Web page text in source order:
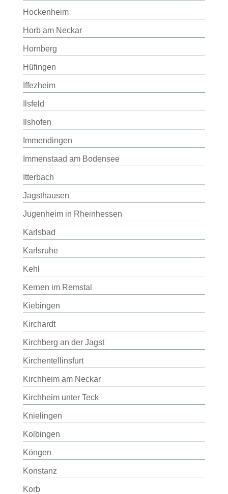
Hockenheim
Horb am Neckar
Hornberg
Hüfingen
Iffezheim
Ilsfeld
Ilshofen
Immendingen
Immenstaad am Bodensee
Itterbach
Jagsthausen
Jugenheim in Rheinhessen
Karlsbad
Karlsruhe
Kehl
Kernen im Remstal
Kiebingen
Kirchardt
Kirchberg an der Jagst
Kirchentellinsfurt
Kirchheim am Neckar
Kirchheim unter Teck
Knielingen
Kolbingen
Köngen
Konstanz
Korb